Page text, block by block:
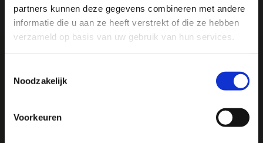
partners kunnen deze gegevens combineren met andere
informatie die u aan ze heeft verstrekt of die ze hebben
verzameld op basis van uw gebruik van hun services.
Noodzakelijk
Voorkeuren
DelenOntvang direct 5% kortingop je volgende aankoop en
profiteer maandelijks van hoge kortingen door je te
abonneren op onze leuke nieuwsbrief! 😀